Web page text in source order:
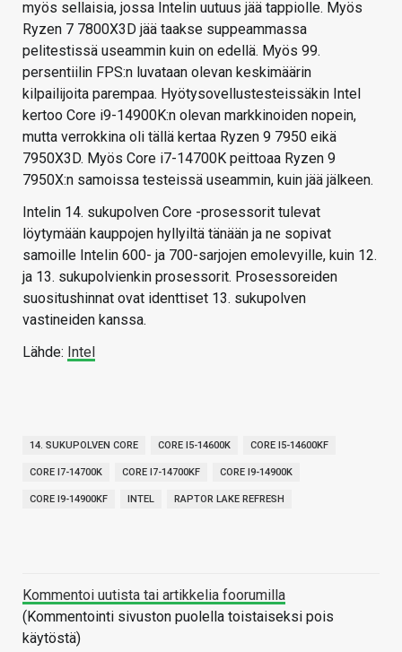
myös sellaisia, jossa Intelin uutuus jää tappiolle. Myös
Ryzen 7 7800X3D jää taakse suppeammassa
pelitestissä useammin kuin on edellä. Myös 99.
persentiilin FPS:n luvataan olevan keskimäärin
kilpailijoita parempaa. Hyötysovellustesteissäkin Intel
kertoo Core i9-14900K:n olevan markkinoiden nopein,
mutta verrokkina oli tällä kertaa Ryzen 9 7950 eikä
7950X3D. Myös Core i7-14700K peittoaa Ryzen 9
7950X:n samoissa testeissä useammin, kuin jää jälkeen.
Intelin 14. sukupolven Core -prosessorit tulevat
löytymään kauppojen hyllyiltä tänään ja ne sopivat
samoille Intelin 600- ja 700-sarjojen emolevyille, kuin 12.
ja 13. sukupolvienkin prosessorit. Prosessoreiden
suositushinnat ovat identtiset 13. sukupolven
vastineiden kanssa.
Lähde: Intel
14. SUKUPOLVEN CORE CORE I5-14600K CORE I5-14600KF
CORE I7-14700K CORE I7-14700KF CORE I9-14900K
CORE I9-14900KF INTEL RAPTOR LAKE REFRESH
Kommentoi uutista tai artikkelia foorumilla
(Kommentointi sivuston puolella toistaiseksi pois
käytöstä)